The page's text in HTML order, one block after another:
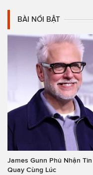
BÀI NỔI BẬT
James Gunn Phủ Nhận
Quay Cùng Lúc